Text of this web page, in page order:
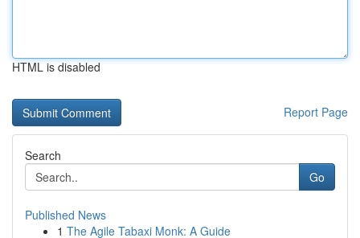
HTML is disabled
Report Page
Search
Go
Published News
1 The Agile Tabaxi Monk: A Guide